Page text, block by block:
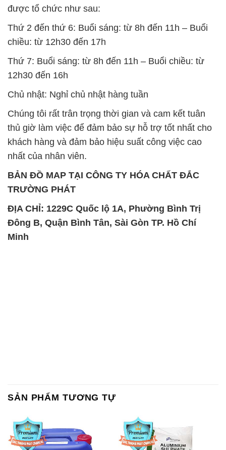
được tổ chức như sau:
Thứ 2 đến thứ 6: Buổi sáng: từ 8h đến 11h – Buổi
chiều: từ 12h30 đến 17h
Thứ 7: Buổi sáng: từ 8h đến 11h – Buổi chiều: từ
12h30 đến 16h
Chủ nhật: Nghỉ chủ nhật hàng tuần
Chúng tôi rất trân trọng thời gian và cam kết tuân
thủ giờ làm việc để đảm bảo sự hỗ trợ tốt nhất cho
khách hàng và đảm bảo hiệu suất công việc cao
nhất của nhân viên.
BẢN ĐỒ MAP TẠI CÔNG TY HÓA CHẤT ĐẮC
TRƯỜNG PHÁT
ĐỊA CHỈ: 1229C Quốc lộ 1A, Phường Bình Trị
Đông B, Quận Bình Tân, Sài Gòn TP. Hồ Chí
Minh
SẢN PHẨM TƯƠNG TỰ